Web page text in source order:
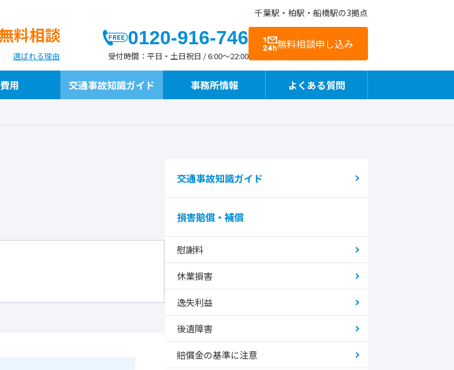
料相談
千葉駅・柏駅・船橋駅の3拠点
選ばれる理由
0120-916-746
受付時間： 平日・土日祝日 / 6:00～22:00
無料相談申し込み
整骨院様向けサービス
費用 交通事故知識ガイド 事務所情報 よくある質問
交通事故知識ガイド
損害賠償・補償
慰謝料
休業損害
逸失利益
後遺障害
賠償金の基準に注意